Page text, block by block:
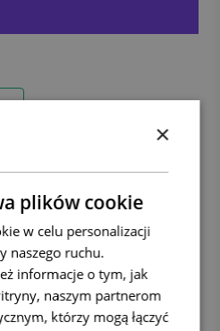
zarządzać wysyłką i
dzięki trafnej komunikacji
specjalistka ds. komunikacji i
×
plików cookie
w celu personalizacji
naszego ruchu.
informacje o tym, jak
naszym partnerom
którzy mogą łączyć